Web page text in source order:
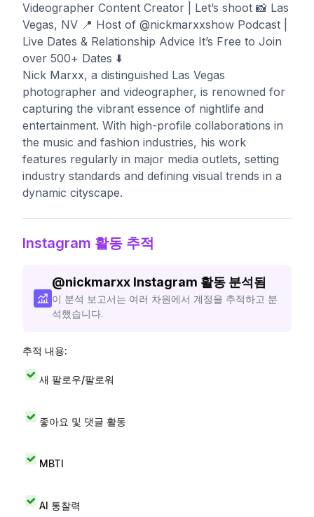
Videographer Content Creator | Let’s shoot 📸 Las
Vegas, NV 📍 Host of @nickmarxxshow Podcast |
Live Dates & Relationship Advice It’s Free to Join
over 500+ Dates ⬇️
Nick Marxx, a distinguished Las Vegas
photographer and videographer, is renowned for
capturing the vibrant essence of nightlife and
entertainment. With high-profile collaborations in
the music and fashion industries, his work
features regularly in major media outlets, setting
industry standards and defining visual trends in a
dynamic cityscape.
Instagram 활동 추적
@nickmarxx Instagram 활동 분석됨
이 분석 보고서는 여러 차원에서 계정을 추적하고 분
석했습니다.
추적 내용:
새 팔로우/팔로워
좋아요 및 댓글 활동
MBTI
AI 통찰력